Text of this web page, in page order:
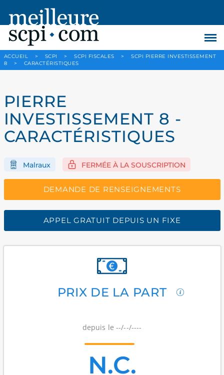
ACCUEIL > SCPI > SCPI FISCALES >
SCPI PIERRE INVESTISSEMENT
8
> CARACTÉRISTIQUES
PIERRE
INVESTISSEMENT 8 -
CARACTÉRISTIQUES
Malraux FERMÉE À LA SOUSCRIPTION
DEMANDE DE RENSEIGNEMENTS
APPEL GRATUIT DEPUIS UN FIXE
PRIX DE LA PART
depuis le --/--/----
N.C.